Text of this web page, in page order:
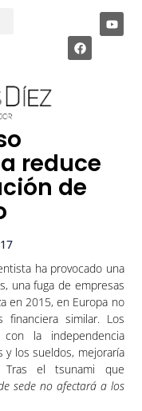
reduce
de
ha provocado una
una fuga de empresas
en 2015, en Europa no
similar. Los
la independencia
y los sueldos, mejoraría
Tras el tsunami que
sede no afectará a los